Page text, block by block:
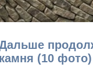
камня (10